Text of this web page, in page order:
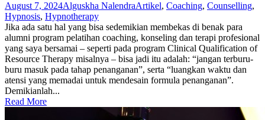
August 7, 2024Alguskha NalendraArtikel, Coaching, Counselling,
Hypnosis, Hypnotherapy
Jika ada satu hal yang bisa sedemikian membekas di benak para
alumni program pelatihan coaching, konseling dan terapi profesional
yang saya bersamai – seperti pada program Clinical Qualification of
Resource Therapy misalnya – bisa jadi itu adalah: “jangan terburu-
buru masuk pada tahap penanganan”, serta “luangkan waktu dan
atensi yang memadai untuk mendesain formula penanganan”.
Demikianlah...
Read More